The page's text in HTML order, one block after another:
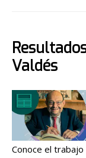
Valdés
Conoce el